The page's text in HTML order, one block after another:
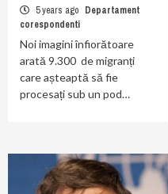
5 years ago Departament
corespondenti
Noi imagini înfiorătoare
arată 9.300 de migranți
care așteaptă să fie
procesați sub un pod…